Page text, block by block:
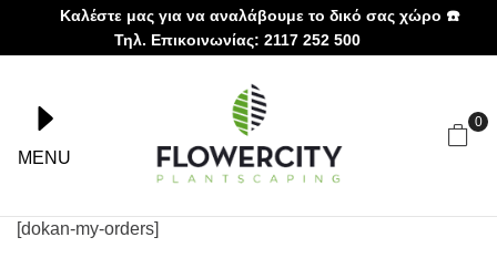
Καλέστε μας για να αναλάβουμε το δικό σας χώρο ☎️
Τηλ. Επικοινωνίας: 2117 252 500
MENU
0
[dokan-my-orders]